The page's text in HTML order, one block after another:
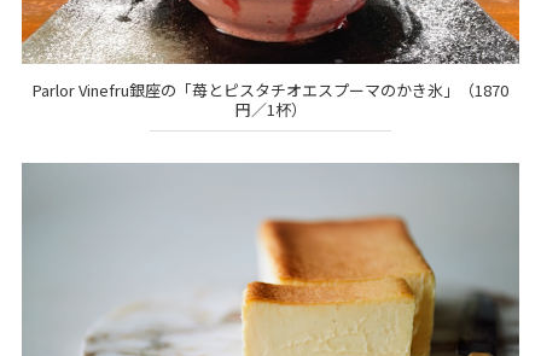
Parlor Vinefru銀座の「苺とピスタチオエスプーマのかき氷」（1870
円／1杯）